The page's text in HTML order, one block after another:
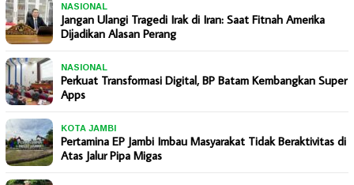
NASIONAL
Jangan Ulangi Tragedi Irak di Iran: Saat Fitnah Amerika
Dijadikan Alasan Perang
NASIONAL
Perkuat Transformasi Digital, BP Batam Kembangkan Super
Apps
KOTA JAMBI
Pertamina EP Jambi Imbau Masyarakat Tidak Beraktivitas di
Atas Jalur Pipa Migas